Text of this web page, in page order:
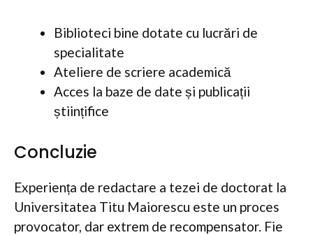
Biblioteci bine dotate cu lucrări de
specialitate
Ateliere de scriere academică
Acces la baze de date și publicații
științifice
Concluzie
Experiența de redactare a tezei de doctorat la
Universitatea Titu Maiorescu este un proces
provocator, dar extrem de recompensator. Fie